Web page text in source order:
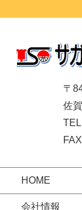
〒
佐
HOME
会社情報